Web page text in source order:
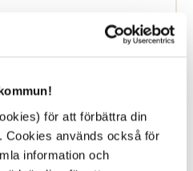
för att förbättra din
Cookies används också för
information och